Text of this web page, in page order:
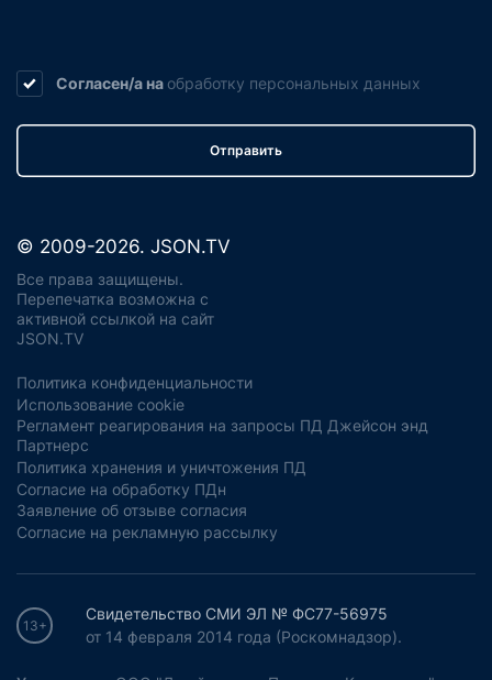
Согласен/а на обработку персональных данных
Отправить
© 2009-2026. JSON.TV
Все права защищены.
Перепечатка возможна с
активной ссылкой на сайт
JSON.TV
Политика конфиденциальности
Использование cookie
Регламент реагирования на запросы ПД Джейсон энд
Партнерс
Политика хранения и уничтожения ПД
Согласие на обработку ПДн
Заявление об отзыве согласия
Согласие на рекламную рассылку
13+
Свидетельство СМИ ЭЛ № ФС77-56975
от 14 февраля 2014 года (Роскомнадзор).